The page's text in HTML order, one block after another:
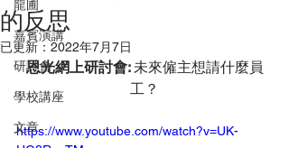
龍圃
嘉賓演講
研討會
學校講座
文章
的反思
已更新： 2022年7月7日
恩光網上研討會: 未來僱主想請什麼員
工？
https://www.youtube.com/watch?v=UK-